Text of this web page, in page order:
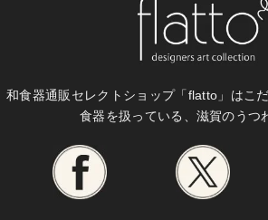
和食器通販セレクトショップ「flatto」はこ
食器を扱っている、滋賀のうつ